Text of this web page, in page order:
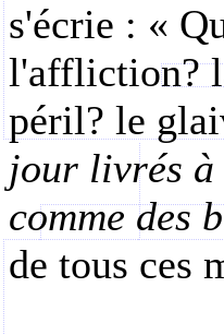
s'écrie : «
l'affliction?
péril? le
jour livrés à
comme des
de tous ces